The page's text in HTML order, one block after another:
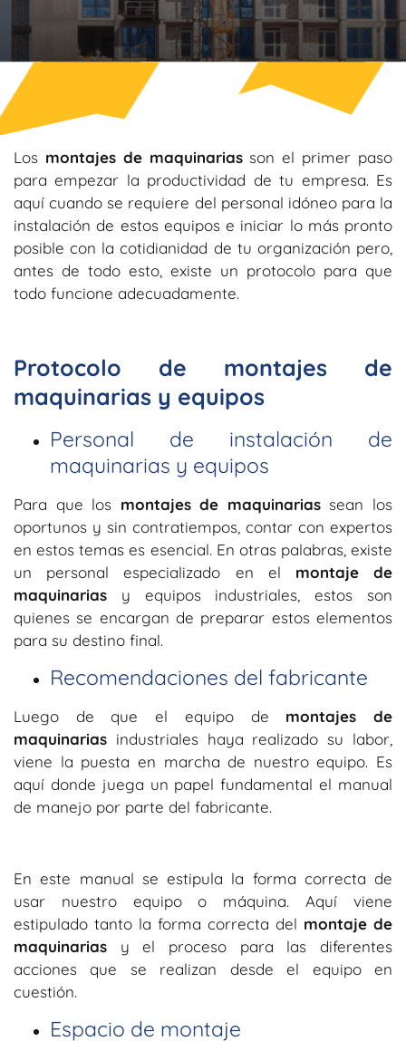
Los montajes de maquinariasson el primer paso
para empezar la productividad de tu empresa. Es
aquí cuando se requiere del personal idóneo para la
instalación de estos equipos e iniciar lo más pronto
posible con la cotidianidad de tu organización pero,
antes de todo esto, existe un protocolo para que
todo funcione adecuadamente.
Protocolo de montajes de
maquinarias y equipos
Personal de instalación de
maquinarias y equipos
Para que los montajes de maquinariassean los
oportunos y sin contratiempos, contar con expertos
en estos temas es esencial. En otras palabras, existe
un personal especializado en el montaje de
maquinarias y equipos industriales, estos son
quienes se encargan de preparar estos elementos
para su destino final.
Recomendaciones del fabricante
Luego de que el equipo de montajes de
maquinarias industriales haya realizado su labor,
viene la puesta en marcha de nuestro equipo. Es
aquí donde juega un papel fundamental el manual
de manejo por parte del fabricante.
En este manual se estipula la forma correcta de
usar nuestro equipo o máquina. Aquí viene
estipulado tanto la forma correcta del montaje de
maquinarias y el proceso para las diferentes
acciones que se realizan desde el equipo en
cuestión.
Espacio de montaje